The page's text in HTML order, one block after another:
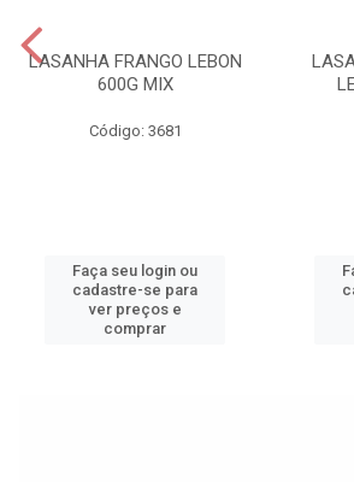
LASANHA FRANGO LEBON
600G MIX
Código: 3681
Faça seu login ou
cadastre-se para
ver preços e
comprar